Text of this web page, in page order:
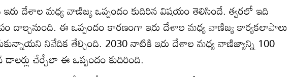
దేశాల మధ్య వాణిజ్య ఒప్పందం కుదిరిన విషయం తెలిసిందే. త్వరలో ఇది
దాల్చనుంది. ఈ ఒప్పందం కారణంగా ఇరు దేశాల మధ్య వాణిజ్య కార్యకలాపాలు
నివేదిక తేల్చింది. 2030 నాటికి ఇరు దేశాల మధ్య వాణిజ్యాన్ని 100
చేర్చేలా ఈ ఒప్పందం కుదిరింది.